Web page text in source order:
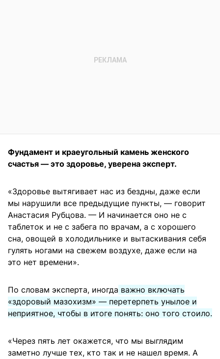
Фундамент и краеугольный камень женского
счастья — это здоровье, уверена эксперт.
«Здоровье вытягивает нас из бездны, даже если
мы нарушили все предыдущие пункты, — говорит
Анастасия Рубцова. — И начинается оно не с
таблеток и не с забега по врачам, а с хорошего
сна, овощей в холодильнике и вытаскивания себя
гулять ногами на свежем воздухе, даже если на
это нет времени».
По словам эксперта, иногда важно включать
«здоровый мазохизм» — перетерпеть унылое и
неприятное, чтобы в итоге понять: оно того стоило.
«Через пять лет окажется, что мы выглядим
заметно лучше тех, кто так и не нашел время. А